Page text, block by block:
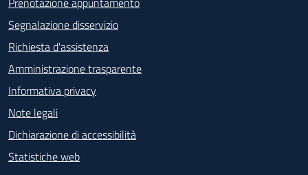
Segnalazione disservizio
Richiesta d'assistenza
Amministrazione trasparente
Informativa privacy
Note legali
Dichiarazione di accessibilità
Statistiche web